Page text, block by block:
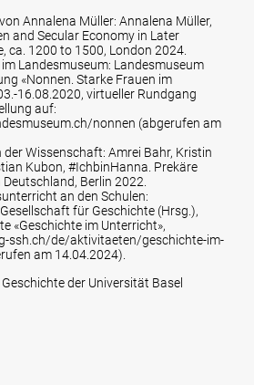
Annalena Müller: Annalena Müller,
and Secular Economy in Later
ca. 1200 to 1500, London 2024.
Landesmuseum: Landesmuseum
«Nonnen. Starke Frauen im
16.08.2020, virtueller Rundgang
auf:
nonnen (abgerufen am
Wissenschaft: Amrei Bahr, Kristin
Kubon, #IchbinHanna. Prekäre
Berlin 2022.
an den Schulen:
für Geschichte (Hrsg.),
«Geschichte im Unterricht»,
ssh.ch/de/aktivitaeten/geschichte-im-
am 14.04.2024).
der Universität Basel